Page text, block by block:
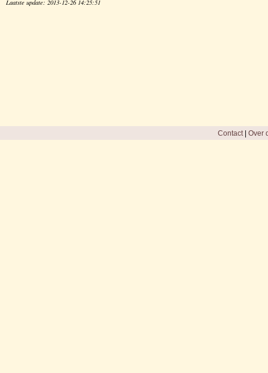
Laatste update: 2013-12-26 14:25:51
Contact| Over